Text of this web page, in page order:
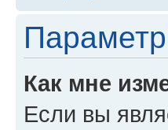
Как мне
Если вы